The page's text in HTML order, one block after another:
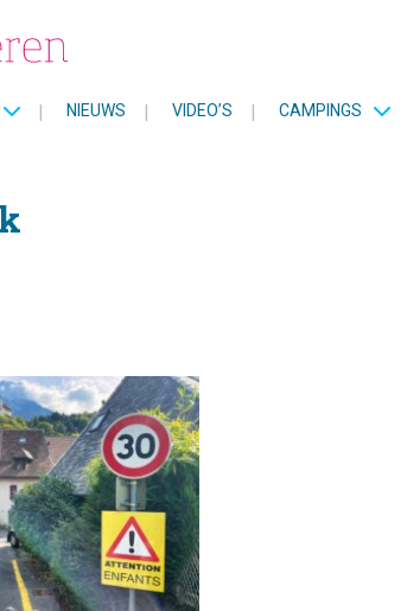
| NIEUWS | VIDEO’S | CAMPINGS